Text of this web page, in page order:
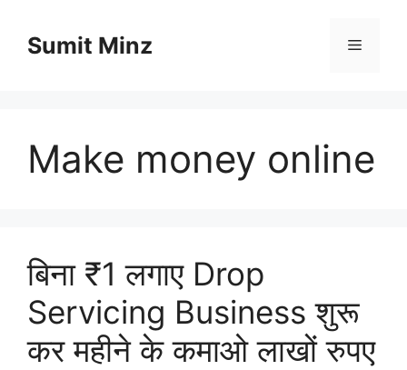
contentSumit Minz Menu
Make money online
बिना ₹1 लगाए Drop
Servicing Business शुरू
कर महीने के कमाओ लाखों रुपए